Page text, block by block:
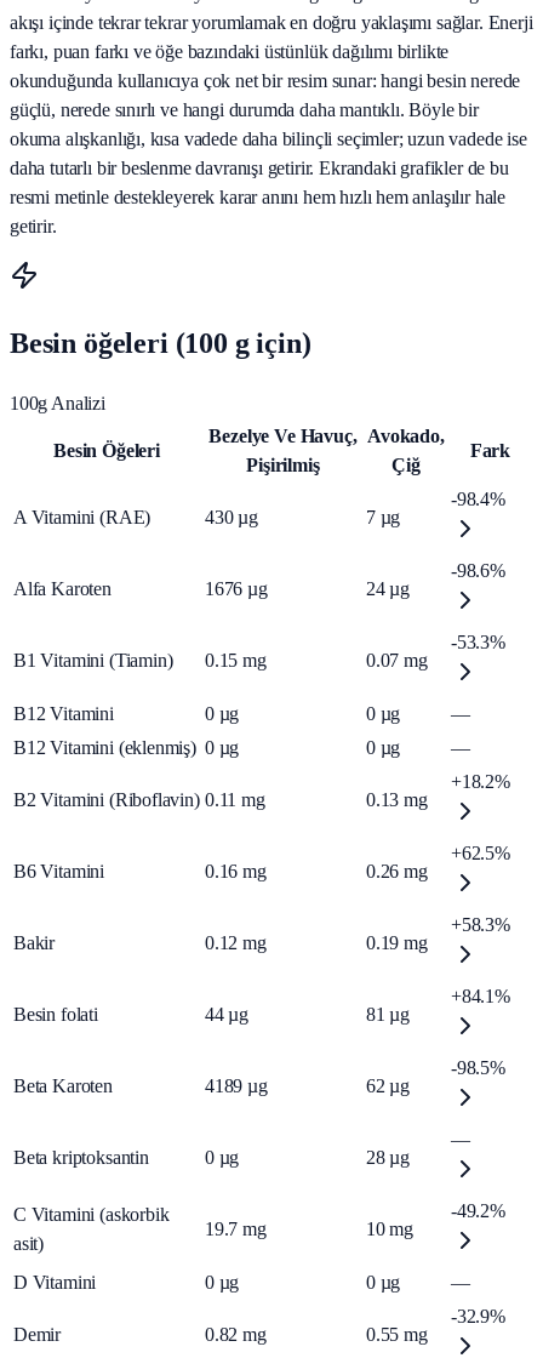
akışı içinde tekrar tekrar yorumlamak en doğru yaklaşımı sağlar. Enerji
farkı, puan farkı ve öğe bazındaki üstünlük dağılımı birlikte
okunduğunda kullanıcıya çok net bir resim sunar: hangi besin nerede
güçlü, nerede sınırlı ve hangi durumda daha mantıklı. Böyle bir
okuma alışkanlığı, kısa vadede daha bilinçli seçimler; uzun vadede ise
daha tutarlı bir beslenme davranışı getirir. Ekrandaki grafikler de bu
resmi metinle destekleyerek karar anını hem hızlı hem anlaşılır hale
getirir.
Besin öğeleri (100 g için)
100g Analizi
Besin Öğeleri
Bezelye Ve Havuç,
Pişirilmiş
Avokado,
Çiğ
Fark
A Vitamini (RAE) 430 µg 7 µg
-98.4%
Alfa Karoten 1676 µg 24 µg
-98.6%
B1 Vitamini (Tiamin) 0.15 mg 0.07 mg
-53.3%
B12 Vitamini 0 µg 0 µg
—
B12 Vitamini (eklenmiş) 0 µg 0 µg —
B2 Vitamini (Riboflavin) 0.11 mg 0.13 mg
+18.2%
B6 Vitamini 0.16 mg 0.26 mg
+62.5%
Bakir 0.12 mg 0.19 mg
+58.3%
Besin folati 44 µg 81 µg
+84.1%
Beta Karoten 4189 µg 62 µg
-98.5%
Beta kriptoksantin 0 µg 28 µg
—
C Vitamini (askorbik
asit)
19.7 mg 10 mg
-49.2%
D Vitamini 0 µg 0 µg —
Demir 0.82 mg 0.55 mg
-32.9%